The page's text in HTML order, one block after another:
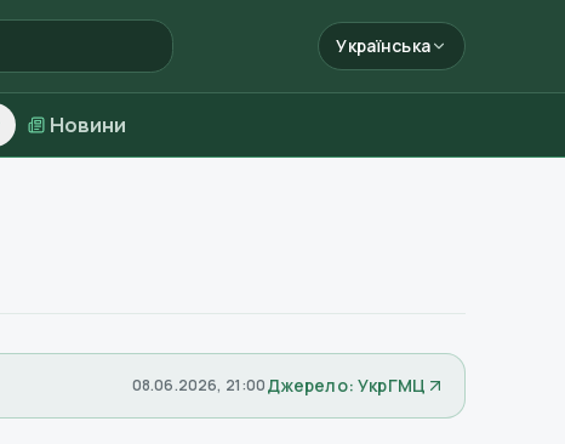
Українська
Новини
08.06.2026, 21:00Джерело: УкрГМЦ